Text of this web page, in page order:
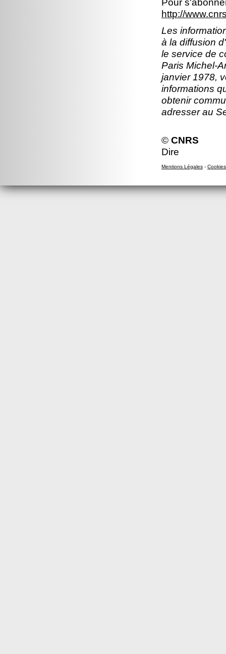
http://
Les
à la diffusion
le service de
Paris Michel-
janvier 1978,
informations
obtenir
adresser au
© CNRS
Dire
Mentions Légales - Cookies